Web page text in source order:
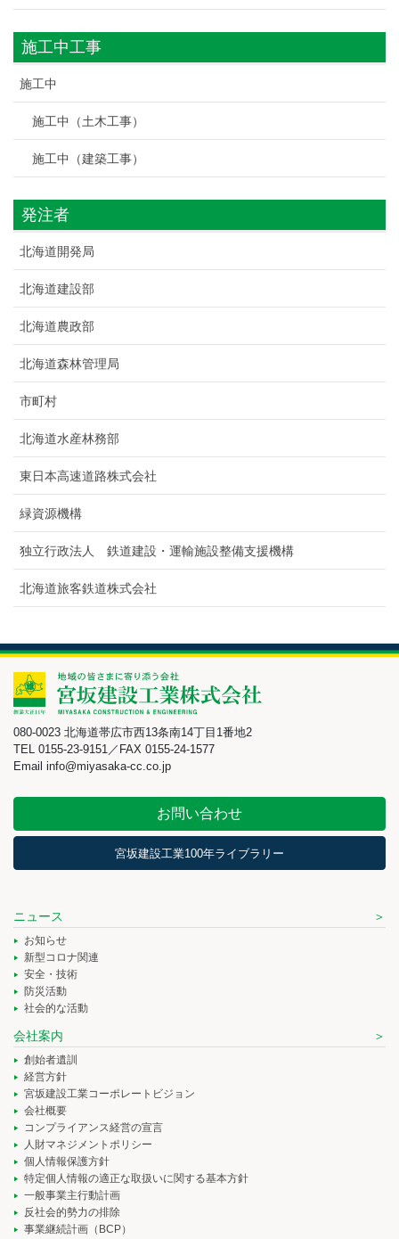
施工中工事
施工中
施工中（土木工事）
施工中（建築工事）
発注者
北海道開発局
北海道建設部
北海道農政部
北海道森林管理局
市町村
北海道水産林務部
東日本高速道路株式会社
緑資源機構
独立行政法人 鉄道建設・運輸施設整備支援機構
北海道旅客鉄道株式会社
080-0023 北海道帯広市西13条南14丁目1番地2
TEL 0155-23-9151／FAX 0155-24-1577
Email info@miyasaka-cc.co.jp
お問い合わせ
宮坂建設工業100年ライブラリー
ニュース
お知らせ
新型コロナ関連
安全・技術
防災活動
社会的な活動
会社案内
創始者遺訓
経営方針
宮坂建設工業コーポレートビジョン
会社概要
コンプライアンス経営の宣言
人財マネジメントポリシー
個人情報保護方針
特定個人情報の適正な取扱いに関する基本方針
一般事業主行動計画
反社会的勢力の排除
事業継続計画（BCP）